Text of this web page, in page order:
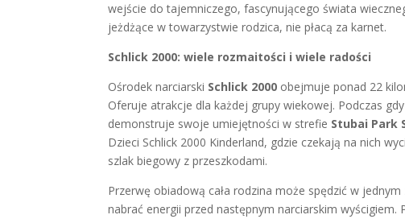
wejście do tajemniczego, fascynującego świata
jeżdżące w towarzystwie rodzica, nie płacą za karnet.
Schlick 2000: wiele rozmaitości i wiele radości
Ośrodek narciarski Schlick 2000 obejmuje ponad 22
Oferuje atrakcje dla każdej grupy wiekowej. Podczas
demonstruje swoje umiejętności w strefie Stubai Park
Dzieci Schlick 2000 Kinderland, gdzie czekają na nich
szlak biegowy z przeszkodami.
Przerwę obiadową cała rodzina może spędzić w
nabrać energii przed następnym narciarskim